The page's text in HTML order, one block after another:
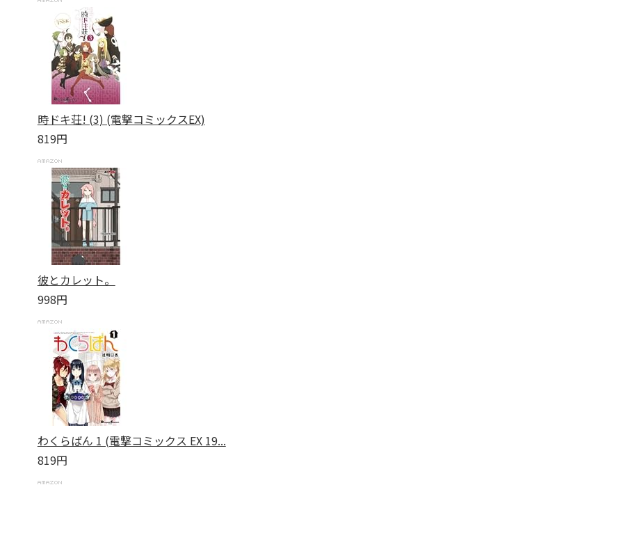
時ドキ荘! (3) (電撃コミックスEX)
819円
彼とカレット。
998円
わくらばん 1 (電撃コミックス EX 19...
819円